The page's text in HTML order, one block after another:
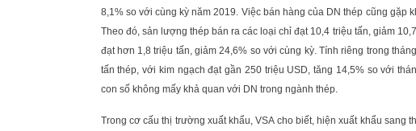
8,1% so với cùng kỳ năm 2019. Việc bán hàng của DN thép cũng
Theo đó, sản lượng thép bán ra các loại chỉ đạt 10,4 triệu tấn, giảm
đạt hơn 1,8 triệu tấn, giảm 24,6% so với cùng kỳ. Tính riêng trong
tấn thép, với kim ngạch đạt gần 250 triệu USD, tăng 14,5% so với
con số không mấy khả quan với DN trong ngành thép.
Trong cơ cấu thị trường xuất khẩu, VSA cho biết, hiện xuất khẩu